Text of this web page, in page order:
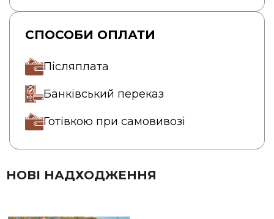
СПОСОБИ ОПЛАТИ
Післяплата
Банківський переказ
Готівкою при самовивозі
НОВІ НАДХОДЖЕННЯ